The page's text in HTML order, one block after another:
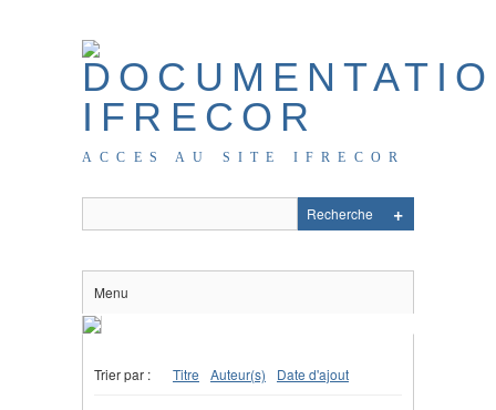
ACCES AU SITE IFRECOR
Menu
Trier par : Titre Auteur(s) Date d'ajout